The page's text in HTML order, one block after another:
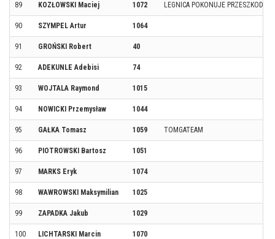
89 KOZŁOWSKI Maciej 1072 LEGNICA POKONUJE PRZESZKODY
90 SZYMPEL Artur 1064
91 GROŃSKI Robert 40
92 ADEKUNLE Adebisi 74
93 WOJTALA Raymond 1015
94 NOWICKI Przemysław 1044
95 GAŁKA Tomasz 1059 TOMGATEAM
96 PIOTROWSKI Bartosz 1051
97 MARKS Eryk 1074
98 WAWROWSKI Maksymilian 1025
99 ZAPADKA Jakub 1029
100 LICHTARSKI Marcin 1070